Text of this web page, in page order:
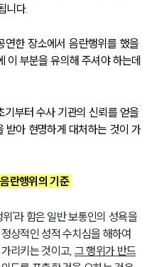
니다.
한 장소에서 음란행위를 했을
이 부분을 유의해 주셔야 하는데
부터 수사 기관의 신뢰를 얻을
받아 현명하게 대처하는 것이 가
란행위의 기준
'라 함은 일반 보통인의 성욕을
상적인 성적 수치심을 해하여
리키는 것이고, 그 행위가 반드